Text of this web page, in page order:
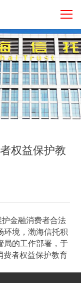
权益保护教
金融消费者合法
环境，渤海信托积
局的工作部署，于
费者权益保护教育